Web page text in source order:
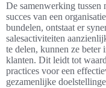
De samenwerking tussen
succes van een
bundelen, ontstaat er
salesactiviteiten
te delen, kunnen ze beter
klanten. Dit leidt tot
practices voor een
gezamenlijke